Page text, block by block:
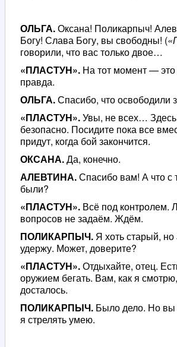
ОЛЬГА.Оксана! Поликарпыч!
Богу! Слава Богу, вы свободны! (
говорили, что вас только двое…
«ПЛАСТУН». На тот момент —
правда.
ОЛЬГА.Спасибо, что освободили
«ПЛАСТУН».Увы, не всех…
безопасно. Посидите пока все
придут, когда бой закончится.
ОКСАНА.Да, конечно.
АЛЕВТИНА.Спасибо вам! А что с
были?
«ПЛАСТУН». Всё под контролем.
вопросов не задаём. Ждём.
ПОЛИКАРПЫЧ. Я хоть старый, но
удержу. Может, доверите?
«ПЛАСТУН».Отдыхайте, отец.
оружием бегать. Вам, как я
досталось.
ПОЛИКАРПЫЧ. Было дело. Но вы
я стрелять умею.